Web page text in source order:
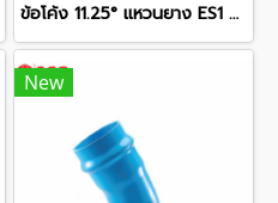
ข้อโค้ง 11.25° แหวนยาง ES1 SCG ขนาด 350 มม. (14 นิ้ว ) ชั้น 13.5
New